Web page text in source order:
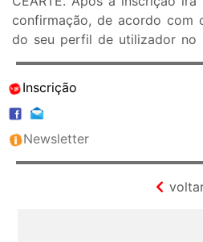
confirmação, de acordo com
do seu perfil de utilizador no
Inscrição
Newsletter